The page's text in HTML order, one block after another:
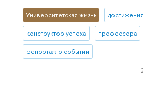
Университетская жизнь достижения
конструктор успеха профессора
репортаж о событии